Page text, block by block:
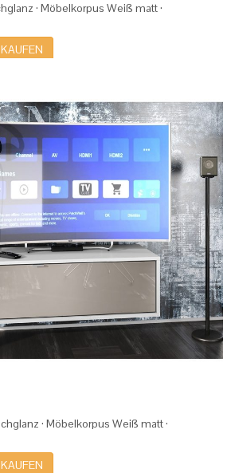
· Möbelkorpus Weiß matt ·
· Möbelkorpus Weiß matt ·